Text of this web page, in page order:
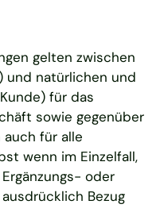
gelten zwischen
und natürlichen und
für das
sowie gegenüber
für alle
wenn im Einzelfall,
oder
Bezug